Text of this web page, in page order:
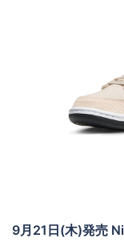
9月21日(木)発売